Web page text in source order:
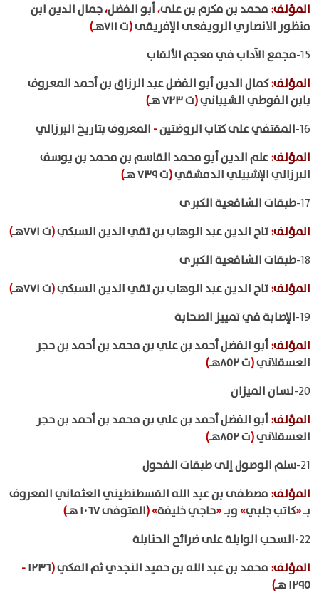
المؤلف: محمد بن مكرم بن على،أبو الفضل،جمال الدين ابن
منظور الانصاري الرويفعى الإفريقى(ت ٧١١هـ
)
15- مجمع الآداب في معجم الألقاب
المؤلف:كمال الدين أبو الفضل عبد الرزاق بن أحمد المعروف
بابن الفوطي الشيباني(ت ٧٢٣ هـ
)
16- المقتفي على كتاب الروضتين- المعروف بتاريخ البرزالي
المؤلف:علم الدين أبو محمد القاسم بن محمد بن يوسف
البرزالي الإشبيلي الدمشقي(ت ٧٣٩ هـ
)
17- طبقات الشافعية الكبرى
المؤلف:تاج الدين عبد الوهاب بن تقي الدين السبكي(ت ٧٧١هـ
)
18- طبقات الشافعية الكبرى
المؤلف:تاج الدين عبد الوهاب بن تقي الدين السبكي(ت ٧٧١هـ
)
19- الإصابة في تمييز الصحابة
المؤلف:أبو الفضل أحمد بن علي بن محمد بن أحمد بن حجر
العسقلاني(ت ٨٥٢هـ
)
20- لسان الميزان
المؤلف:أبو الفضل أحمد بن علي بن محمد بن أحمد بن حجر
العسقلاني(ت ٨٥٢هـ
)
21- سلم الوصول إلى طبقات الفحول
المؤلف: مصطفى بن عبد الله القسطنطيني العثماني المعروف
بـ«كاتب جلبي» وبـ«حاجي خليفة»
(المتوفى ١٠٦٧ هـ
)
22- السحب الوابلة على ضرائح الحنابلة
المؤلف: محمد بن عبد الله بن حميد النجدي ثم المكي(١٢٣٦-
١٢٩٥ هـ
)